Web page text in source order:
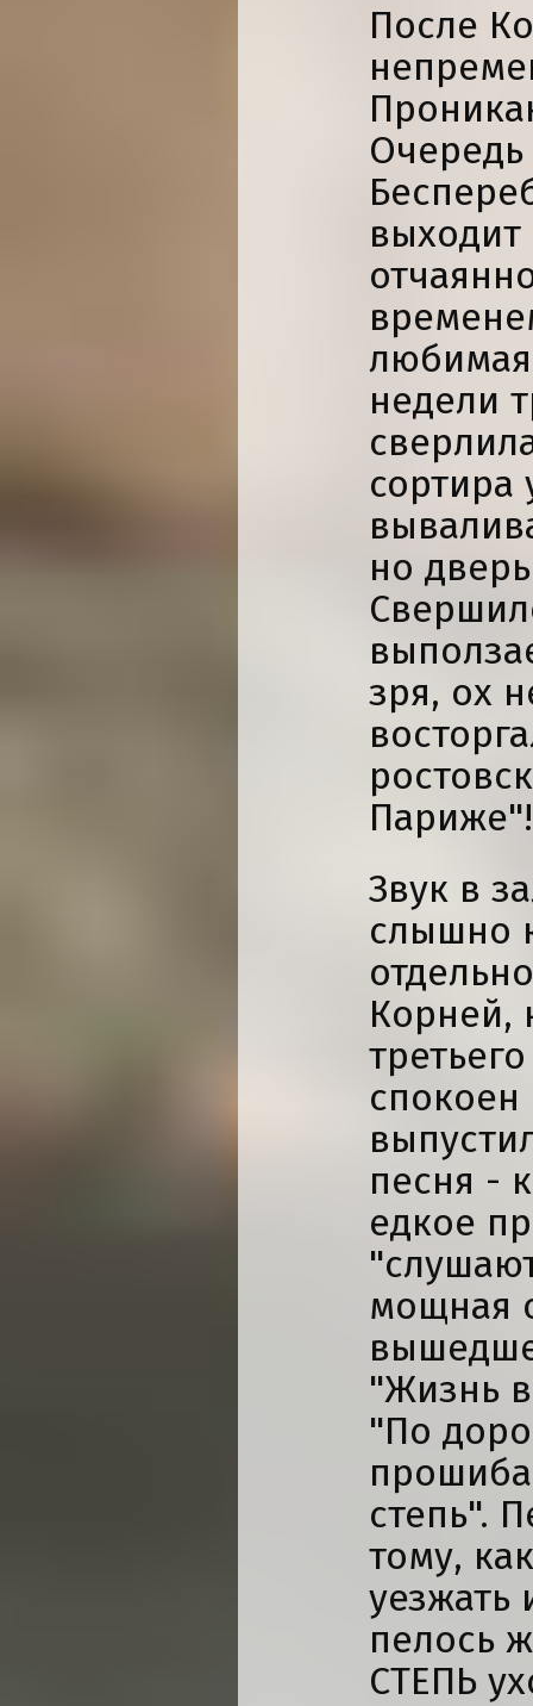
После
Очередь
недели
сортира
но
зря, ох
Париже"!
Звук в
слышно
Корней,
спокоен
песня -
едкое
мощная
"Жизнь
"По
степь".
тому,
уезжать
пелось
СТЕПЬ